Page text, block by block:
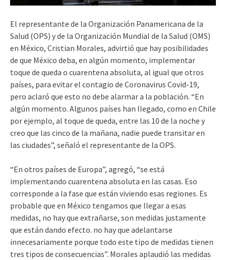
El representante de la Organización Panamericana de la
Salud (OPS) y de la Organización Mundial de la Salud (OMS)
en México, Cristian Morales, advirtió que hay posibilidades
de que México deba, en algún momento, implementar
toque de queda o cuarentena absoluta, al igual que otros
países, para evitar el contagio de Coronavirus Covid-19,
pero aclaró que esto no debe alarmar a la población. “En
algún momento. Algunos países han llegado, como en Chile
por ejemplo, al toque de queda, entre las 10 de la noche y
creo que las cinco de la mañana, nadie puede transitar en
las ciudades”, señaló el representante de la OPS.
“En otros países de Europa”, agregó, “se está
implementando cuarentena absoluta en las casas. Eso
corresponde a la fase que están viviendo esas regiones. Es
probable que en México tengamos que llegar a esas
medidas, no hay que extrañarse, son medidas justamente
que están dando efecto. no hay que adelantarse
innecesariamente porque todo este tipo de medidas tienen
tres tipos de consecuencias”. Morales aplaudió las medidas